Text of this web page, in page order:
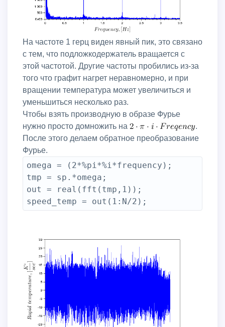
На частоте 1 герц виден явный пик, это связано
с тем, что подложкодержатель вращается с
этой частотой. Другие частоты пробились из-за
того что графит нагрет неравномерно, и при
вращении температура может увеличиться и
уменьшиться несколько раз.
Чтобы взять производную в образе Фурье
нужно просто домножить на
.
После этого делаем обратное преобразование
Фурье.
omega = (2*%pi*%i*frequency);
tmp = sp.*omega;
out = real(fft(tmp,1));